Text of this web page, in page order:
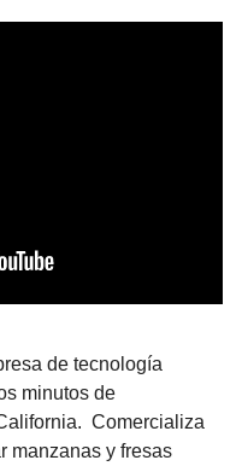
de tecnología
minutos de
Comercializa
manzanas y fresas